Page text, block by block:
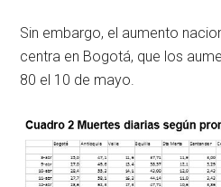
Sin embargo, el aumento
centra en Bogotá, que los
80 el 10 de mayo.